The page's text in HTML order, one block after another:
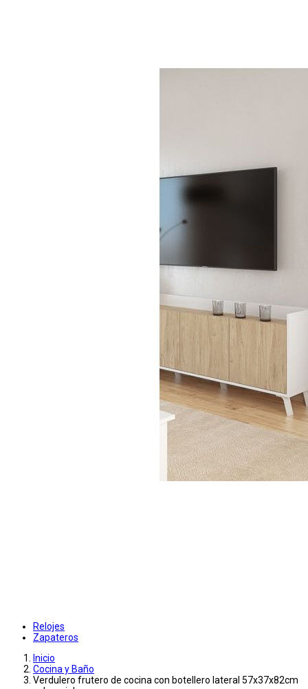
Relojes
Zapateros
Inicio
Cocina y Baño
Verdulero frutero de cocina con botellero lateral 57x37x82cm